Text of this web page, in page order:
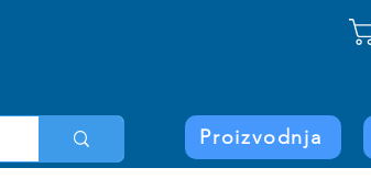
Proizvodnja